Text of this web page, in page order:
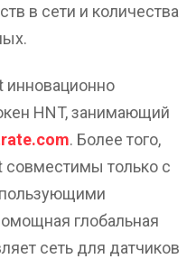
в сети и количества
инновационно
HNT, занимающий
. Более того,
совместимы только с
глобальная
сеть для датчиков